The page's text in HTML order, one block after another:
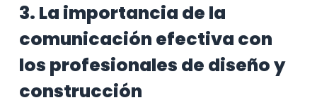
3. La importancia de la
comunicación efectiva con
los profesionales de diseño y
construcción